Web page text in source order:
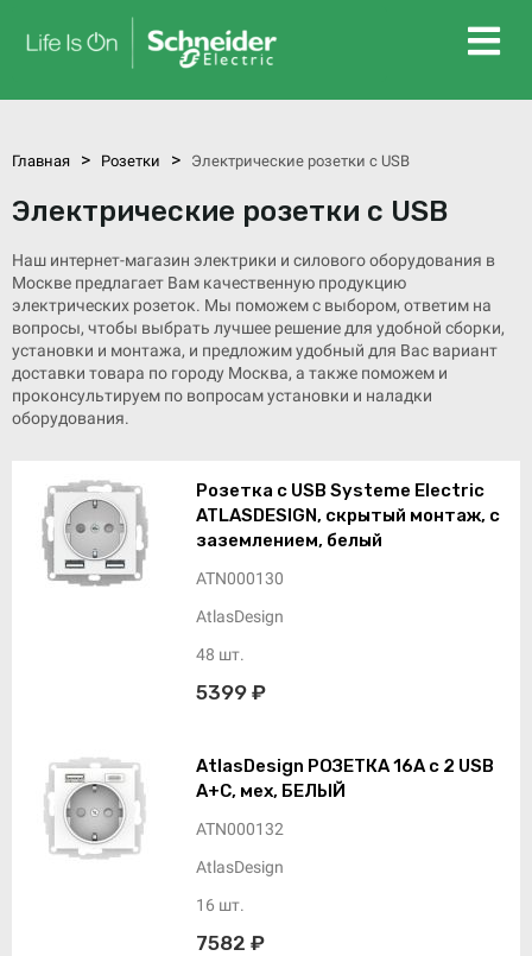
Главная > Розетки > Электрические розетки с USB
Электрические розетки с USB
Наш интернет-магазин электрики и силового оборудования в
Москве предлагает Вам качественную продукцию
электрических розеток. Мы поможем с выбором, ответим на
вопросы, чтобы выбрать лучшее решение для удобной сборки,
установки и монтажа, и предложим удобный для Вас вариант
доставки товара по городу Москва, а также поможем и
проконсультируем по вопросам установки и наладки
оборудования.
Розетка с USB Systeme Electric
ATLASDESIGN, скрытый монтаж, с
заземлением, белый
ATN000130
AtlasDesign
48 шт.
5399 ₽
AtlasDesign РОЗЕТКА 16А с 2 USB
A+C, мех, БЕЛЫЙ
ATN000132
AtlasDesign
16 шт.
7582 ₽